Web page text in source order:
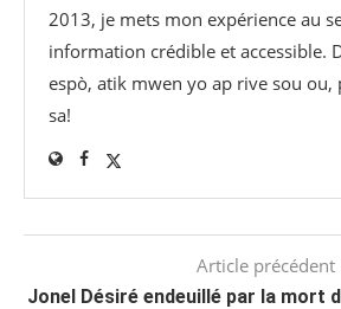
2013, je mets mon expérience au
information crédible et accessible.
espò, atik mwen yo ap rive sou ou,
sa!
Article précédent
Jonel Désiré endeuillé par la mort